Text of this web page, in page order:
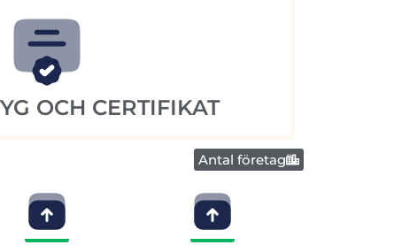
OCH CERTIFIKAT
Antal företag